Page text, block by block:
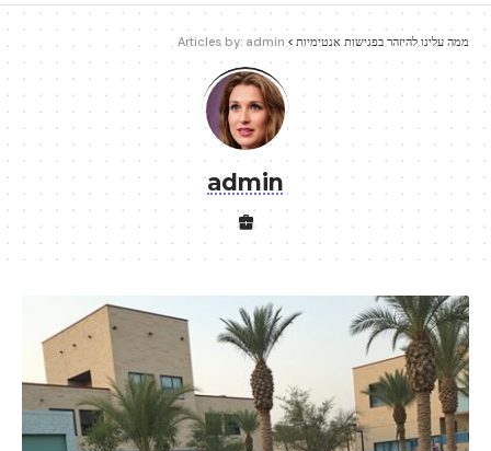
ממה עלינו להיזהר בפגישות אנטימיות >
Articles by: admin
admin